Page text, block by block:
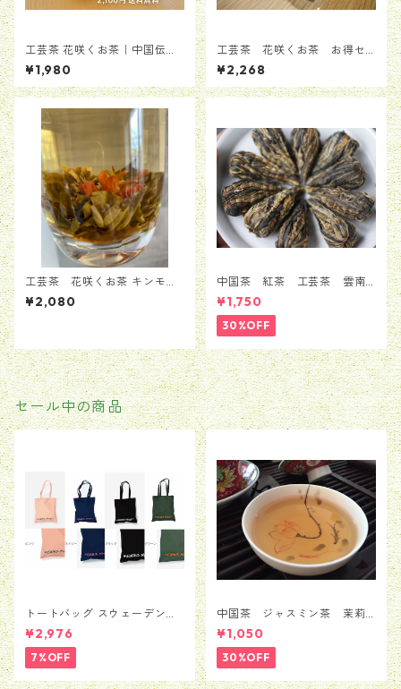
工芸茶 花咲くお茶｜中国伝統
花茶 工芸茶9粒セット
¥1,980
工芸茶 花咲くお茶 お得セ
ットB 9粒セット（3種類*3
粒））
¥2,268
工芸茶 花咲くお茶 キンモク
セイ香り「丹桂漂香」12粒
¥2,080
中国茶 紅茶 工芸茶 雲南
省 紅牡丹 10粒
¥1,750
30%OFF
セール中の商品
トートバッグ スウェーデン
Moderna Museet モデルナ 美
術館 ストックホルム メン
ズ レディース 男女兼用
並行輸入品 送料無料 カバン
バッグ BAG かばん
¥2,976
7%OFF
中国茶 ジャスミン茶 茉莉
花茶 銀毫インハオウ 50
ｇ
¥1,050
30%OFF